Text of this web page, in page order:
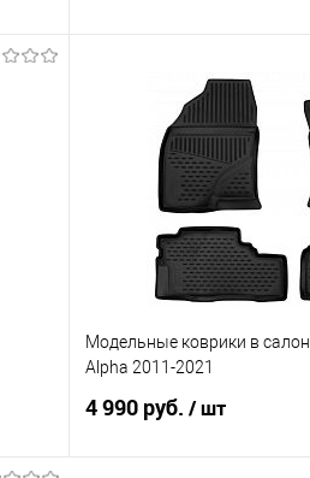
В
Купить в 1 клик
В избранное
Модельные коврики в
Alpha 2011-2021
4 990 руб. / шт